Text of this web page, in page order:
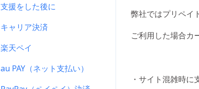
弊社ではプリペイ
ご利用した場合カ
・サイト混雑時に
ついて
はじめての方へ
登録情報に関するよくある
支援をした後に
キャリア決済
楽天ペイ
au PAY（ネット支払い）